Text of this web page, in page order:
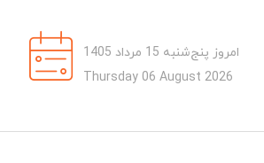
امروز پنج‌شنبه 15 مرداد 1405
Thursday 06 August 2026